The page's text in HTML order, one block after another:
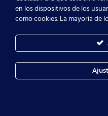
en los dispositivos de los
como cookies. La mayoría de